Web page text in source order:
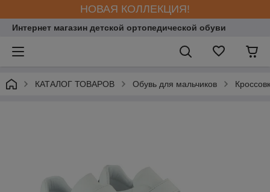
НОВАЯ КОЛЛЕКЦИЯ!
Интернет магазин детской ортопедической обуви
КАТАЛОГ ТОВАРОВ Обувь для мальчиков